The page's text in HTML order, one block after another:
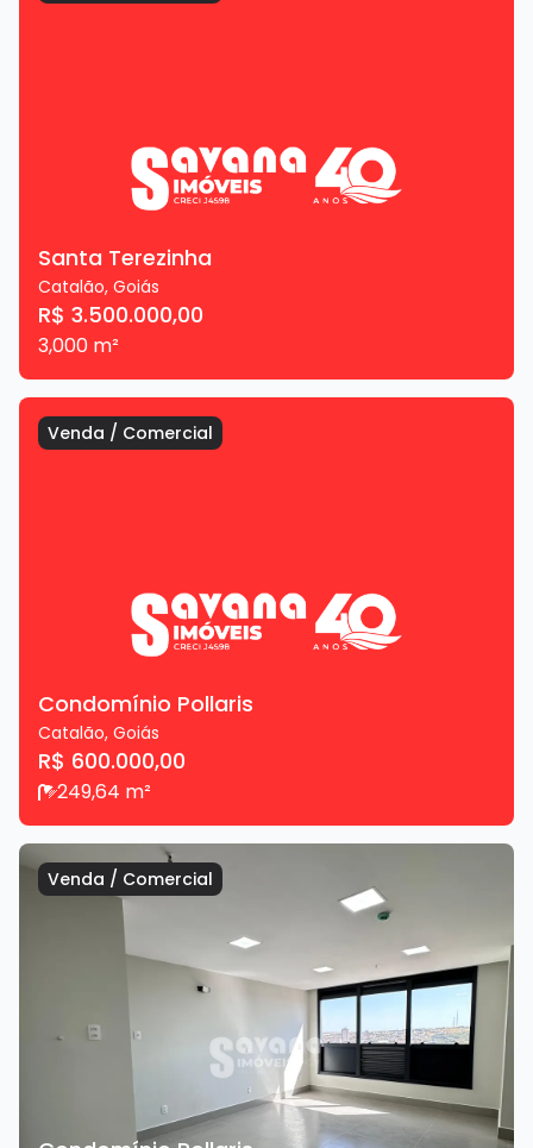
Santa Terezinha
Catalão, Goiás
R$ 3.500.000,00
3,000 m²
Venda / Comercial
Condomínio Pollaris
Catalão, Goiás
R$ 600.000,00
249,64 m²
Venda / Comercial